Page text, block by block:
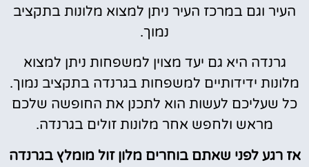
העיר וגם במרכז העיר ניתן למצוא מלונות בתקציב
נמוך.
גרנדה היא גם יעד מצוין למשפחות ניתן למצוא
מלונות ידידותיים למשפחות בגרנדה בתקציב נמוך.
כל שעליכם לעשות הוא לתכנן את החופשה שלכם
מראש ולחפש אחר מלונות זולים בגרנדה.
אז רגע לפני שאתם בוחרים מלון זול מומלץ בגרנדה